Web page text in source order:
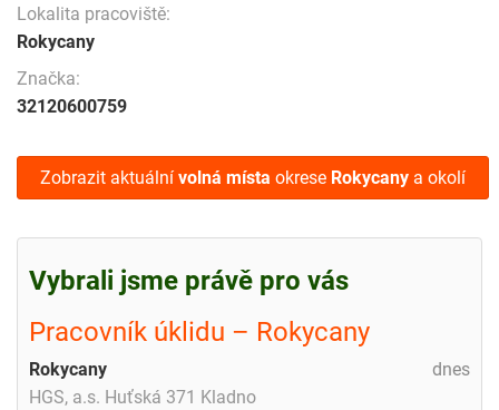
Lokalita pracoviště:
Rokycany
Značka:
32120600759
Zobrazit aktuální volná místa okrese Rokycany a okolí
Vybrali jsme právě pro vás
Pracovník úklidu – Rokycany
dnes
Rokycany
HGS, a.s. Huťská 371 Kladno